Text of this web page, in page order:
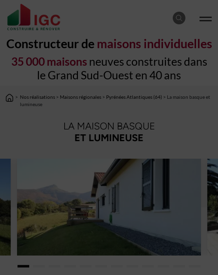
Constructeur de maisons individuelles
35 000 maisons neuves construites dans
le Grand Sud-Ouest en 40 ans
> Nos réalisations > Maisons régionales > Pyrénées Atlantiques (64) > La maison basque et
lumineuse
LA MAISON BASQUE
ET LUMINEUSE